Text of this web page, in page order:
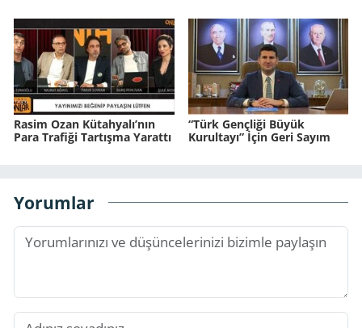
Rasim Ozan Kütahyalı’nın
Para Trafiği Tartışma Yarattı
“Türk Gençliği Büyük
Kurultayı” İçin Geri Sayım
Yorumlar